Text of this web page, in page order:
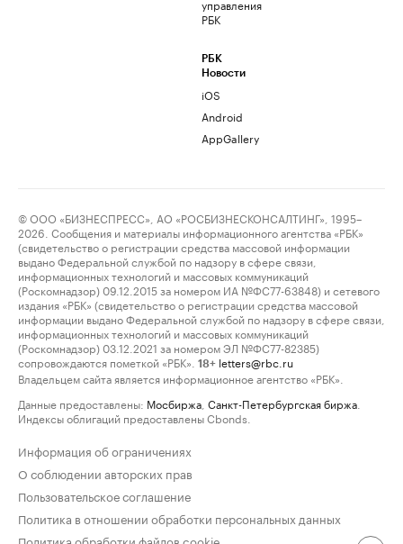
управления
РБК
РБК
Новости
iOS
Android
AppGallery
© ООО «БИЗНЕСПРЕСС», АО «РОСБИЗНЕСКОНСАЛТИНГ», 1995–
2026. Сообщения и материалы информационного агентства «РБК»
(свидетельство о регистрации средства массовой информации
выдано Федеральной службой по надзору в сфере связи,
информационных технологий и массовых коммуникаций
(Роскомнадзор) 09.12.2015 за номером ИА №ФС77-63848) и сетевого
издания «РБК» (свидетельство о регистрации средства массовой
информации выдано Федеральной службой по надзору в сфере связи,
информационных технологий и массовых коммуникаций
(Роскомнадзор) 03.12.2021 за номером ЭЛ №ФС77-82385)
сопровождаются пометкой «РБК».
18+ letters@rbc.ru
Владельцем сайта является информационное агентство «РБК».
Данные предоставлены: Мосбиржа Санкт-Петербургская биржа
Индексы облигаций предоставлены Cbonds.
Информация об ограничениях
О соблюдении авторских прав
Пользовательское соглашение
Политика в отношении обработки персональных данных
Политика обработки файлов cookie